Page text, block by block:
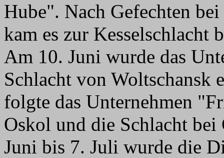
Hube". Nach Gefechten
kam es zur
Am 10. Juni wurde das
Schlacht von Woltschansk
folgte das Unternehmen
Oskol und die Schlacht
Juni bis 7. Juli wurde die